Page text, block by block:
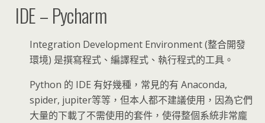
IDE – Pycharm
Integration Development Environment (整合開發
環境) 是撰寫程式、編譯程式、執行程式的工具。
Python 的 IDE 有好幾種，常見的有 Anaconda,
spider, jupiter等等，但本人都不建議使用，因為它們
大量的下載了不需使用的套件，使得整個系統非常龐